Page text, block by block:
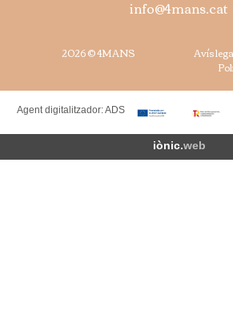
info@4mans.cat
2026 © 4MANS Avís
Agent digitalitzador: ADS
iònic.web